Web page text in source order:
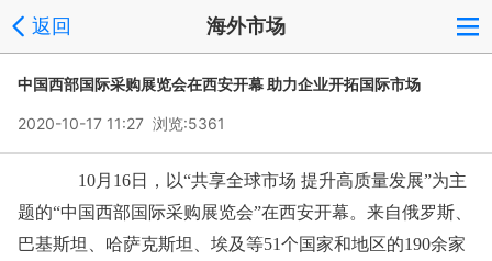
返回 海外市场
中国西部国际采购展览会在西安开幕 助力企业开拓国际市场
2020-10-17 11:27 浏览:5361
10月16日，以“共享全球市场 提升高质量发展”为主
题的“中国西部国际采购展览会”在西安开幕。来自俄罗斯、
巴基斯坦、哈萨克斯坦、埃及等51个国家和地区的190余家